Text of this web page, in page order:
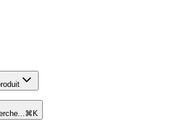
⌘K